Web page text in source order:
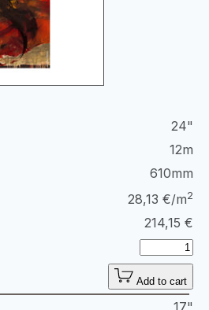
24"
12m
610mm
28,13 €/m2
214,15 €
Add to cart